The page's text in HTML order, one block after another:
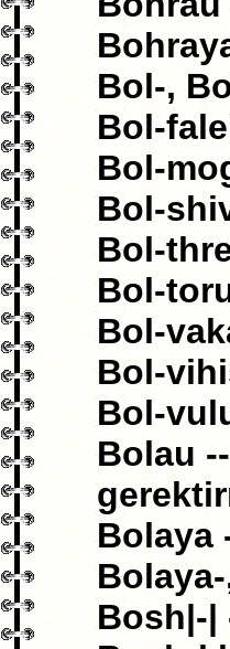
Bol-,
Bol-
Bol-
Bol-
Bol-
Bol-
Bol-
Bol-
Bol-
Bolau
Bolaya
Bosh|-|